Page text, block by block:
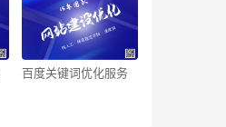
百度关键词优化服务